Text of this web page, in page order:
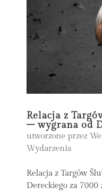
Relacja z
– wygrana od
utworzone przez
Wydarzenia
Relacja z Targów
Dereckiego za